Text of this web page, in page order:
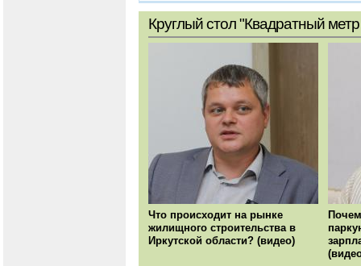
Круглый стол "Квадратный
Что происходит на рынке
жилищного строительства в
Иркутской области? (видео)